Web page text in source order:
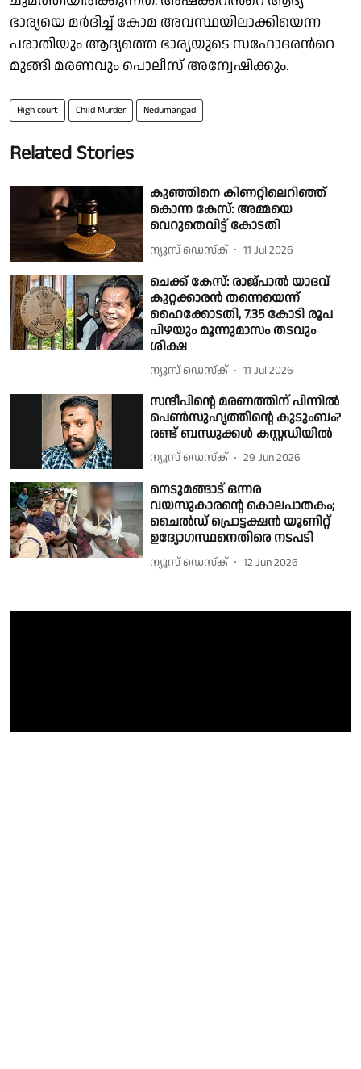
ഭാര്യയെ മർദിച്ച് കോമ അവസ്ഥയിലാക്കിയെന്ന
പരാതിയും ആദ്യത്തെ ഭാര്യയുടെ സഹോദരന്‍റെ
മുങ്ങി മരണവും പൊലീസ് അന്വേഷിക്കും.
High court Child Murder Nedumangad
Related Stories
കുഞ്ഞിനെ കിണറ്റിലെറിഞ്ഞ്
കൊന്ന കേസ്: അമ്മയെ
വെറുതെവിട്ട് കോടതി
ന്യൂസ് ഡെസ്ക് 11 Jul 2026
ചെക്ക് കേസ്: രാജ്‌പാൽ യാദവ്
കുറ്റക്കാരൻ തന്നെയെന്ന്
ഹൈക്കോടതി, 7.35 കോടി രൂപ
പിഴയും മൂന്നുമാസം തടവും
ശിക്ഷ
ന്യൂസ് ഡെസ്ക് 11 Jul 2026
സന്ദീപിൻ്റെ മരണത്തിന് പിന്നിൽ
പെൺസുഹൃത്തിൻ്റെ കുടുംബം?
രണ്ട് ബന്ധുക്കൾ കസ്റ്റഡിയിൽ
ന്യൂസ് ഡെസ്ക് 29 Jun 2026
നെടുമങ്ങാട് ഒന്നര
വയസുകാരൻ്റെ കൊലപാതകം;
ചൈൽഡ് പ്രൊട്ടക്ഷൻ യൂണിറ്റ്
ഉദ്യോഗസ്ഥനെതിരെ നടപടി
ന്യൂസ് ഡെസ്ക് 12 Jun 2026